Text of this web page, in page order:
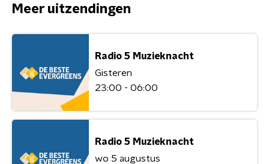
Meer uitzendingen
Radio 5 Muzieknacht
Gisteren
23:00 - 06:00
Radio 5 Muzieknacht
wo 5 augustus